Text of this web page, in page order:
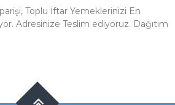
Toplu İftar Yemeklerinizi En
Adresinize Teslim ediyoruz. Dağıtım